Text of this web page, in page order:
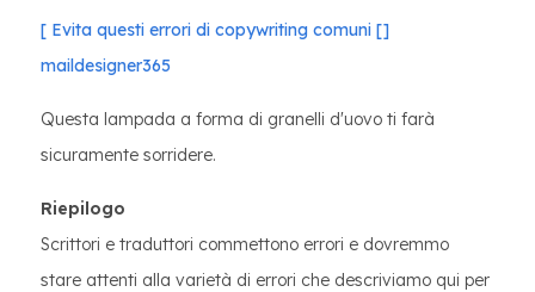
[ Evita questi errori di copywriting comuni []
maildesigner365
Questa lampada a forma di granelli d'uovo ti farà
sicuramente sorridere.
Riepilogo
Scrittori e traduttori commettono errori e dovremmo
stare attenti alla varietà di errori che descriviamo qui per